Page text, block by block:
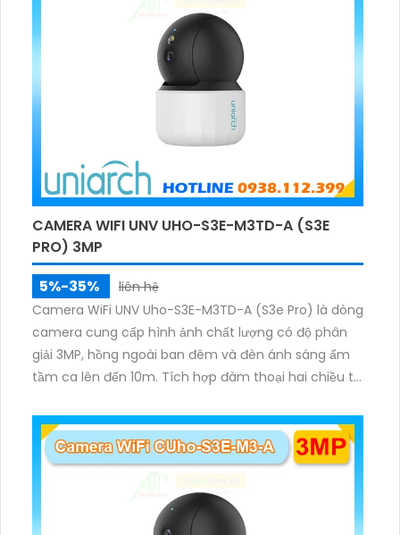
CAMERA WIFI UNV UHO-S3E-M3TD-A (S3E
PRO) 3MP
5%-35%
liên hệ
Camera WiFi UNV Uho-S3E-M3TD-A (S3e Pro) là dòng
camera cung cấp hình ảnh chất lượng có độ phân
giải 3MP, hồng ngoài ban đêm và đèn ánh sáng ấm
tầm ca lên đến 10m. Tích hợp đàm thoại hai chiều to